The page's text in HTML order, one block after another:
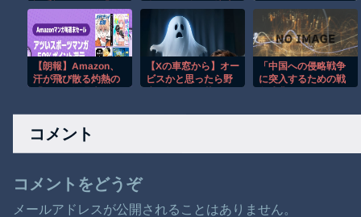
应」の新PV公開。
EP02ベータテストの
参加者募集も開始
トラックｗ【低す
ぎ】
【朗報】Amazon、
汗が飛び散る灼熱の
開催！
【Xの車窓から】オー
ビスかと思ったら野
「中国への侵略戦争
に突入するための戦
典に反対する理由が
コメント
コメントをどうぞ
メールアドレスが公開されることはありません。